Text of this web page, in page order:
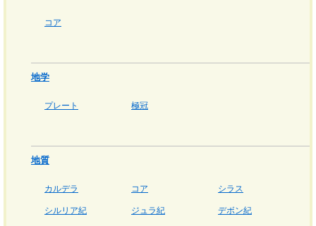
コア
地学
プレート 極冠
地質
カルデラ コア シラス
シルリア紀 ジュラ紀 デボン紀